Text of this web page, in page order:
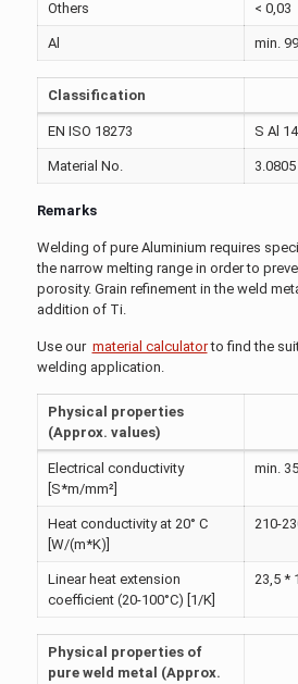
Others < 0,03
Al min.
Classification
EN ISO 18273 S Al
Material No. 3.0805
Remarks
Welding of pure Aluminium requires
the narrow melting range in order to
porosity. Grain refinement in the weld
addition of Ti.
Use our material calculatorto find the
welding application.
Physical properties
(Approx. values)
Electrical conductivity
[S*m/mm²]
min. 35
Heat conductivity at 20° C
[W/(m*K)]
210-
Linear heat extension
coefficient (20-100°C) [1/K]
23,5 *
Physical properties of
pure weld metal (Approx.